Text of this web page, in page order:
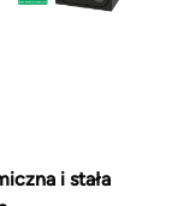
i stała